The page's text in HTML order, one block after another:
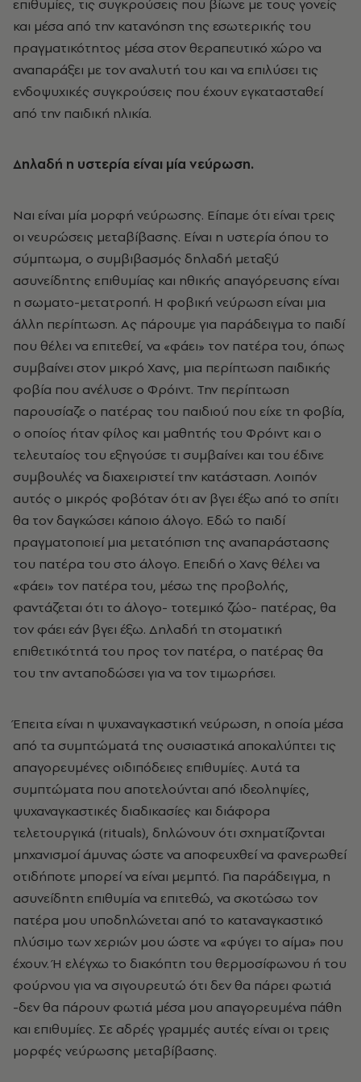
επιθυμίες, τις συγκρούσεις που βίωνε με τους γονείς
και μέσα από την κατανόηση της εσωτερικής του
πραγματικότητος μέσα στον θεραπευτικό χώρο να
αναπαράξει με τον αναλυτή του και να επιλύσει τις
ενδοψυχικές συγκρούσεις που έχουν εγκατασταθεί
από την παιδική ηλικία.
Δηλαδή η υστερία είναι μία νεύρωση.
Ναι είναι μία μορφή νεύρωσης. Είπαμε ότι είναι τρεις
οι νευρώσεις μεταβίβασης. Είναι η υστερία όπου το
σύμπτωμα, ο συμβιβασμός δηλαδή μεταξύ
ασυνείδητης επιθυμίας και ηθικής απαγόρευσης είναι
η σωματο-μετατροπή. Η φοβική νεύρωση είναι μια
άλλη περίπτωση. Ας πάρουμε για παράδειγμα το παιδί
που θέλει να επιτεθεί, να «φάει» τον πατέρα του, όπως
συμβαίνει στον μικρό Χανς, μια περίπτωση παιδικής
φοβία που ανέλυσε ο Φρόιντ. Την περίπτωση
παρουσίαζε ο πατέρας του παιδιού που είχε τη φοβία,
ο οποίος ήταν φίλος και μαθητής του Φρόιντ και ο
τελευταίος του εξηγούσε τι συμβαίνει και του έδινε
συμβουλές να διαχειριστεί την κατάσταση. Λοιπόν
αυτός ο μικρός φοβόταν ότι αν βγει έξω από το σπίτι
θα τον δαγκώσει κάποιο άλογο. Εδώ το παιδί
πραγματοποιεί μια μετατόπιση της αναπαράστασης
του πατέρα του στο άλογο. Επειδή ο Χανς θέλει να
«φάει» τον πατέρα του, μέσω της προβολής,
φαντάζεται ότι το άλογο- τοτεμικό ζώο- πατέρας, θα
τον φάει εάν βγει έξω. Δηλαδή τη στοματική
επιθετικότητά του προς τον πατέρα, ο πατέρας θα
του την ανταποδώσει για να τον τιμωρήσει.
Έπειτα είναι η ψυχαναγκαστική νεύρωση, η οποία μέσα
από τα συμπτώματά της ουσιαστικά αποκαλύπτει τις
απαγορευμένες οιδιπόδειες επιθυμίες. Αυτά τα
συμπτώματα που αποτελούνται από ιδεοληψίες,
ψυχαναγκαστικές διαδικασίες και διάφορα
τελετουργικά (rituals), δηλώνουν ότι σχηματίζονται
μηχανισμοί άμυνας ώστε να αποφευχθεί να φανερωθεί
οτιδήποτε μπορεί να είναι μεμπτό. Για παράδειγμα, η
ασυνείδητη επιθυμία να επιτεθώ, να σκοτώσω τον
πατέρα μου υποδηλώνεται από το καταναγκαστικό
πλύσιμο των χεριών μου ώστε να «φύγει το αίμα» που
έχουν. Ή ελέγχω το διακόπτη του θερμοσίφωνου ή του
φούρνου για να σιγουρευτώ ότι δεν θα πάρει φωτιά
-δεν θα πάρουν φωτιά μέσα μου απαγορευμένα πάθη
και επιθυμίες. Σε αδρές γραμμές αυτές είναι οι τρεις
μορφές νεύρωσης μεταβίβασης.